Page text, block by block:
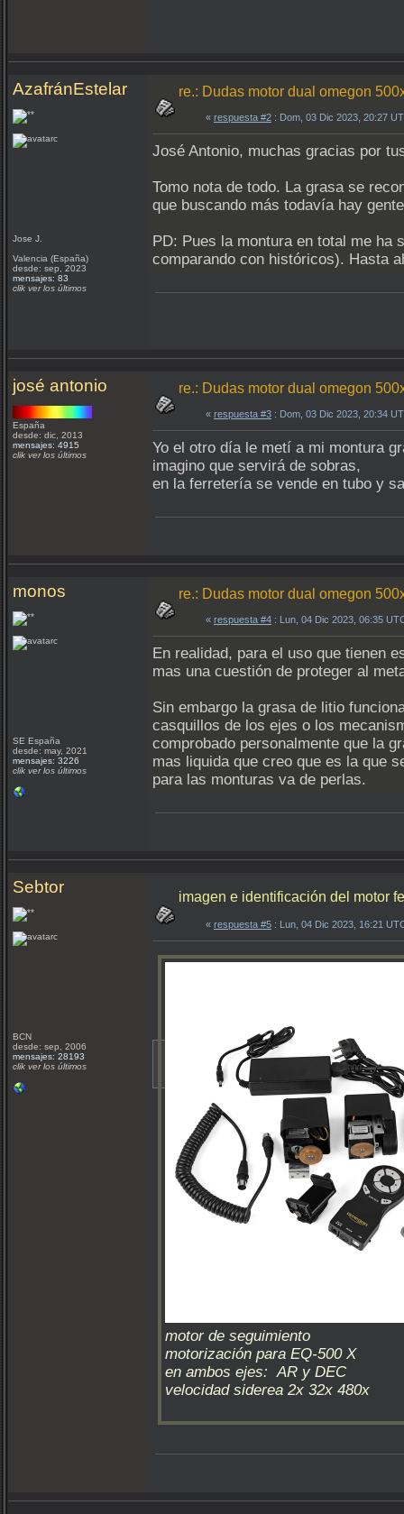
AzafránEstelar
Jose J.
Valencia (España)
desde: sep, 2023
mensajes: 83
clik ver los últimos
re.: Dudas motor dual omegon
« respuesta #2 : Dom, 03 Dic 2023, 20:27
José Antonio, muchas gracias por
Tomo nota de todo. La grasa se
que buscando más todavía hay
PD: Pues la montura en total me ha
comparando con históricos). Hasta
josé antonio
España
desde: dic, 2013
mensajes: 4915
clik ver los últimos
re.: Dudas motor dual omegon
« respuesta #3 : Dom, 03 Dic 2023, 20:34
Yo el otro día le metí a mi montura
imagino que servirá de sobras,
en la ferretería se vende en tubo y
monos
SE España
desde: may, 2021
mensajes: 3226
clik ver los últimos
re.: Dudas motor dual omegon
« respuesta #4 : Lun, 04 Dic 2023, 06:35
En realidad, para el uso que tienen
mas una cuestión de proteger al
Sin embargo la grasa de litio
casquillos de los ejes o los
comprobado personalmente que la
mas liquida que creo que es la que
para las monturas va de perlas.
Sebtor
BCN
desde: sep, 2006
mensajes: 28193
clik ver los últimos
imagen e identificación del motor
« respuesta #5 : Lun, 04 Dic 2023, 16:21
motor de seguimiento
motorización para EQ-500 X
en ambos ejes: AR y DEC
velocidad siderea 2x 32x 480x